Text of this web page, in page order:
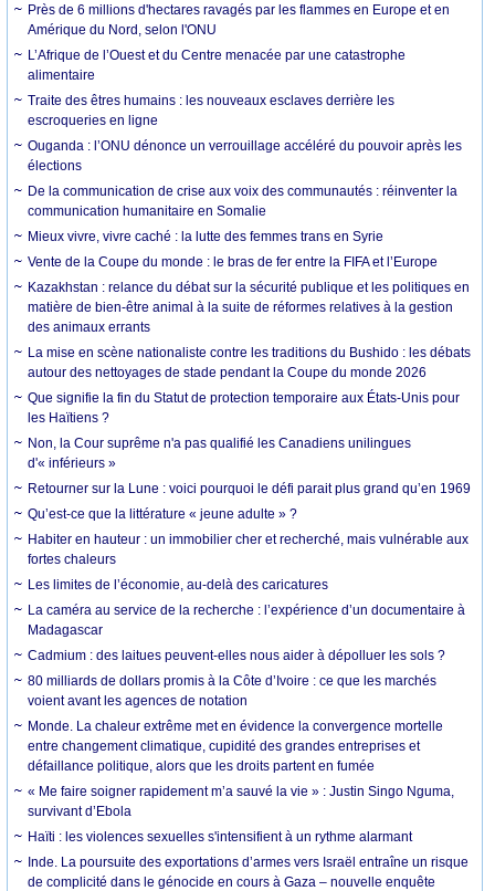
Près de 6 millions d'hectares ravagés par les flammes en Europe et en
Amérique du Nord, selon l'ONU
L’Afrique de l’Ouest et du Centre menacée par une catastrophe
alimentaire
Traite des êtres humains : les nouveaux esclaves derrière les
escroqueries en ligne
Ouganda : l’ONU dénonce un verrouillage accéléré du pouvoir après les
élections
De la communication de crise aux voix des communautés : réinventer la
communication humanitaire en Somalie
Mieux vivre, vivre caché : la lutte des femmes trans en Syrie
Vente de la Coupe du monde : le bras de fer entre la FIFA et l’Europe
Kazakhstan : relance du débat sur la sécurité publique et les politiques en
matière de bien-être animal à la suite de réformes relatives à la gestion
des animaux errants
La mise en scène nationaliste contre les traditions du Bushido : les débats
autour des nettoyages de stade pendant la Coupe du monde 2026
Que signifie la fin du Statut de protection temporaire aux États-Unis pour
les Haïtiens ?
Non, la Cour suprême n'a pas qualifié les Canadiens unilingues
d'« inférieurs »
Retourner sur la Lune : voici pourquoi le défi parait plus grand qu’en 1969
Qu’est-ce que la littérature « jeune adulte » ?
Habiter en hauteur : un immobilier cher et recherché, mais vulnérable aux
fortes chaleurs
Les limites de l’économie, au-delà des caricatures
La caméra au service de la recherche : l’expérience d’un documentaire à
Madagascar
Cadmium : des laitues peuvent-elles nous aider à dépolluer les sols ?
80 milliards de dollars promis à la Côte d’Ivoire : ce que les marchés
voient avant les agences de notation
Monde. La chaleur extrême met en évidence la convergence mortelle
entre changement climatique, cupidité des grandes entreprises et
défaillance politique, alors que les droits partent en fumée
« Me faire soigner rapidement m’a sauvé la vie » : Justin Singo Nguma,
survivant d’Ebola
Haïti : les violences sexuelles s'intensifient à un rythme alarmant
Inde. La poursuite des exportations d’armes vers Israël entraîne un risque
de complicité dans le génocide en cours à Gaza – nouvelle enquête